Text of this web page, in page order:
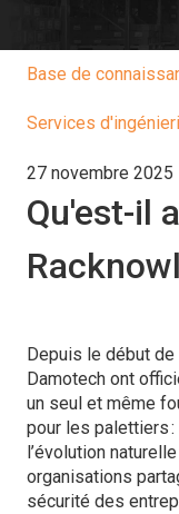
Base de
Services
27 novembre 2025
Qu'est-il
Depuis le début de
Damotech ont
un seul et même
pour les palettiers
l’évolution
organisations
sécurité des